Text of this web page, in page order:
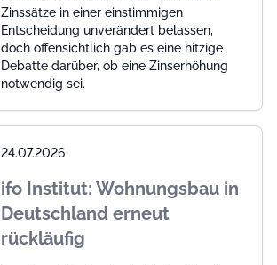
Zinssätze in einer einstimmigen
Entscheidung unverändert belassen,
doch offensichtlich gab es eine hitzige
Debatte darüber, ob eine Zinserhöhung
notwendig sei.
24.07.2026
ifo Institut: Wohnungsbau in
Deutschland erneut
rückläufig